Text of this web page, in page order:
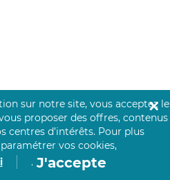
sur notre site, vous acceptez le
proposer des offres, contenus
centres d’intérêts. Pour plus
vos cookies,
. J'accepte
✕